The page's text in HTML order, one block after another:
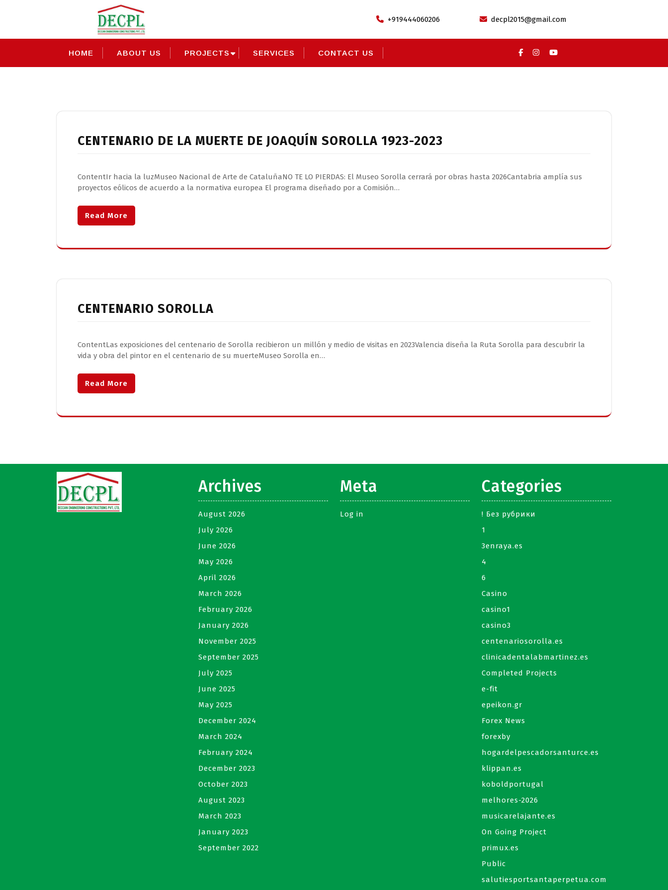
+919444060206 decpl2015@gmail.com
HOME ABOUT US PROJECTS SERVICES CONTACT US
CENTENARIO DE LA MUERTE DE JOAQUÍN SOROLLA 1923-2023
ContentIr hacia la luzMuseo Nacional de Arte de CataluñaNO TE LO PIERDAS: El Museo Sorolla cerrará por obras hasta 2026Cantabria amplía sus
proyectos eólicos de acuerdo a la normativa europea El programa diseñado por a Comisión…
Read More
CENTENARIO SOROLLA
ContentLas exposiciones del centenario de Sorolla recibieron un millón y medio de visitas en 2023Valencia diseña la Ruta Sorolla para descubrir la
vida y obra del pintor en el centenario de su muerteMuseo Sorolla en…
Read More
Archives
August 2026
July 2026
June 2026
May 2026
April 2026
March 2026
February 2026
January 2026
November 2025
September 2025
July 2025
June 2025
May 2025
December 2024
March 2024
February 2024
December 2023
October 2023
August 2023
March 2023
January 2023
September 2022
Meta
Log in
Categories
! Без рубрики
1
3enraya.es
4
6
Casino
casino1
casino3
centenariosorolla.es
clinicadentalabmartinez.es
Completed Projects
e-fit
epeikon.gr
Forex News
forexby
hogardelpescadorsanturce.es
klippan.es
koboldportugal
melhores-2026
musicarelajante.es
On Going Project
primux.es
Public
salutiesportsantaperpetua.com